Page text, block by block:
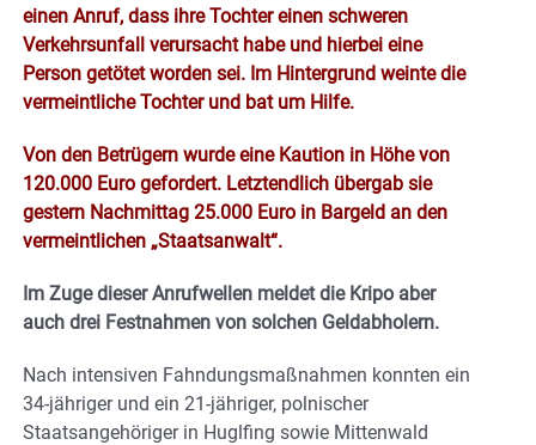
einen Anruf, dass ihre Tochter einen schweren
Verkehrsunfall verursacht habe und hierbei eine
Person getötet worden sei. Im Hintergrund weinte die
vermeintliche Tochter und bat um Hilfe.
Von den Betrügern wurde eine Kaution in Höhe von
120.000 Euro gefordert. Letztendlich übergab sie
gestern Nachmittag 25.000 Euro in Bargeld an den
vermeintlichen „Staatsanwalt“.
Im Zuge dieser Anrufwellen meldet die Kripo aber
auch drei Festnahmen von solchen Geldabholern.
Nach intensiven Fahndungsmaßnahmen konnten ein
34-jähriger und ein 21-jähriger, polnischer
Staatsangehöriger in Huglfing sowie Mittenwald